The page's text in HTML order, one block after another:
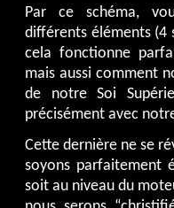
Par ce schéma,
différents éléments
cela fonctionne
mais aussi comment
de notre Soi
précisément avec
Cette dernière ne se
soyons parfaitement
soit au niveau du